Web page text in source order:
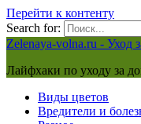
Перейти к контенту
Search for:
Zelenaya-volna.ru - Уход
Лайфхаки по уходу за
Виды цветов
Вредители и